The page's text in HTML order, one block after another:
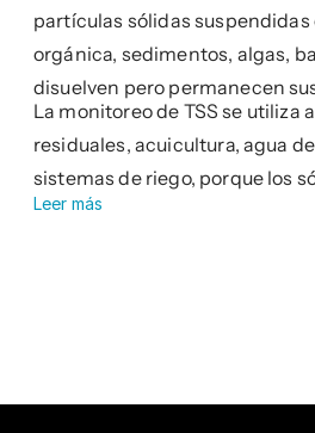
partículas sólidas
orgánica, sedimentos, algas,
disuelven pero permanecen
La monitoreo de TSS se
residuales, acuicultura, agua
sistemas de riego, porque los
claridad del agua, los
Leer más